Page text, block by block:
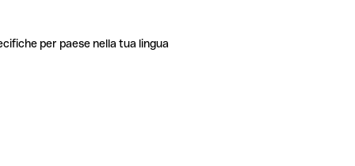
per paese nella tua lingua